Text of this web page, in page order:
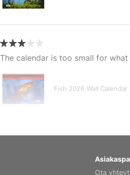
The calendar is too small for
Fish 2026 Wall Calendar
Ota